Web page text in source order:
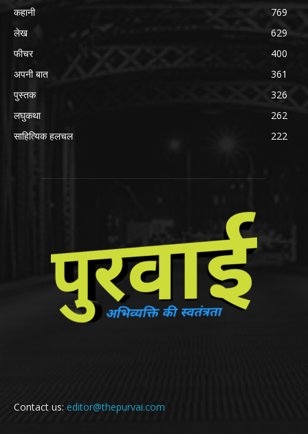
कहानी
769
लेख
629
फीचर
400
अपनी बात
361
पुस्तक
326
लघुकथा
262
साहित्यिक हलचल
222
Contact us: editor@thepurvai.com